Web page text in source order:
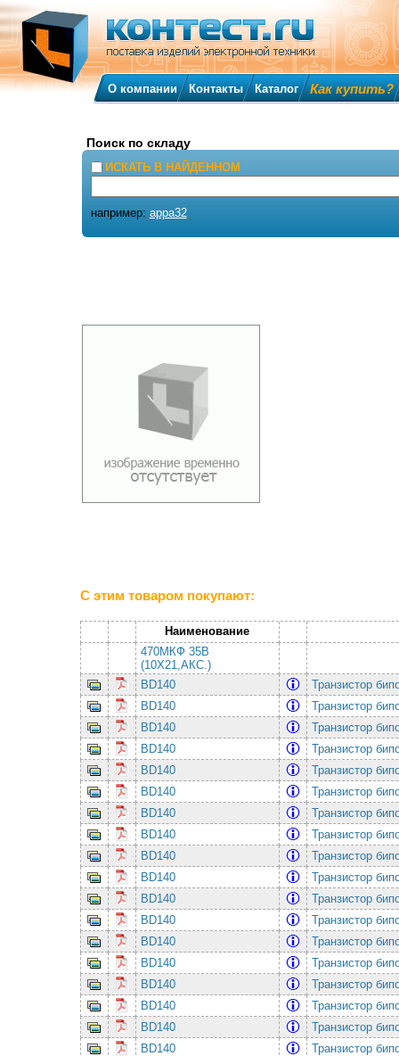
С этим товаром покупают:
Наименование
470МКФ 35В
(10Х21,АКС.)
BD140
Транзистор
BD140
Транзистор
BD140
Транзистор
BD140
Транзистор
BD140
Транзистор
BD140
Транзистор
BD140
Транзистор
BD140
Транзистор
BD140
Транзистор
BD140
Транзистор
BD140
Транзистор
BD140
Транзистор
BD140
Транзистор
BD140
Транзистор
BD140
Транзистор
BD140
Транзистор
BD140
Транзистор
BD140
Транзистор
О компании Контакты Каталог Как купить?
Поиск по складу
ИСКАТЬ В НАЙДЕННОМ
например: appa32